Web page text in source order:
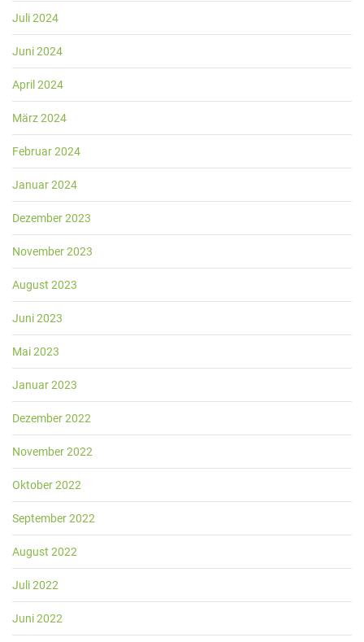
Juli 2024
Juni 2024
April 2024
März 2024
Februar 2024
Januar 2024
Dezember 2023
November 2023
August 2023
Juni 2023
Mai 2023
Januar 2023
Dezember 2022
November 2022
Oktober 2022
September 2022
August 2022
Juli 2022
Juni 2022